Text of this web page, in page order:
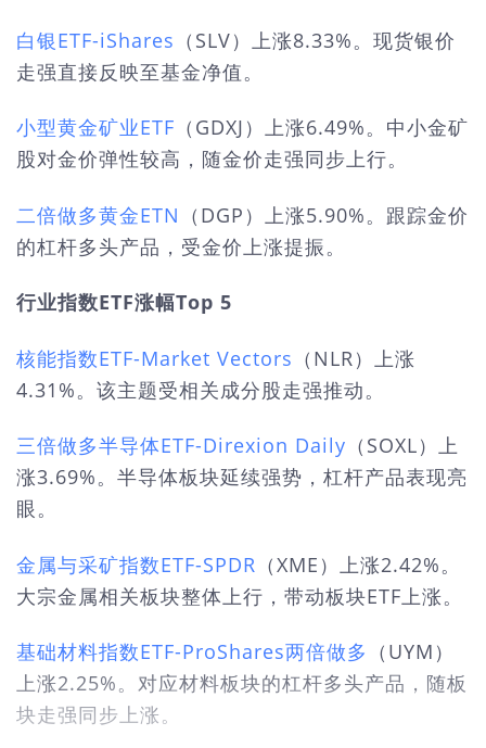
白银ETF-iShares （SLV）上涨8.33%。现货银价
走强直接反映至基金净值。
小型黄金矿业ETF （GDXJ）上涨6.49%。中小金矿
股对金价弹性较高，随金价走强同步上行。
二倍做多黄金ETN （DGP）上涨5.90%。跟踪金价
的杠杆多头产品，受金价上涨提振。
行业指数ETF涨幅Top 5
核能指数ETF-Market Vectors （NLR）上涨
4.31%。该主题受相关成分股走强推动。
三倍做多半导体ETF-Direxion Daily （SOXL）上
涨3.69%。半导体板块延续强势，杠杆产品表现亮
眼。
金属与采矿指数ETF-SPDR （XME）上涨2.42%。
大宗金属相关板块整体上行，带动板块ETF上涨。
基础材料指数ETF-ProShares两倍做多 （UYM）
上涨2.25%。对应材料板块的杠杆多头产品，随板
块走强同步上涨。